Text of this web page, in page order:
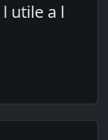
utile a l